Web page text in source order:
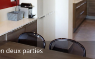
deux parties